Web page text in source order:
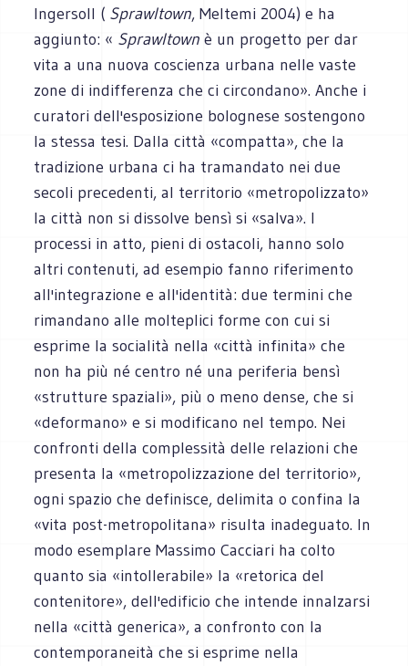
Ingersoll ( Sprawltown, Meltemi 2004) e ha
aggiunto: « Sprawltown è un progetto per dar
vita a una nuova coscienza urbana nelle vaste
zone di indifferenza che ci circondano». Anche i
curatori dell'esposizione bolognese sostengono
la stessa tesi. Dalla città «compatta», che la
tradizione urbana ci ha tramandato nei due
secoli precedenti, al territorio «metropolizzato»
la città non si dissolve bensì si «salva». I
processi in atto, pieni di ostacoli, hanno solo
altri contenuti, ad esempio fanno riferimento
all'integrazione e all'identità: due termini che
rimandano alle molteplici forme con cui si
esprime la socialità nella «città infinita» che
non ha più né centro né una periferia bensì
«strutture spaziali», più o meno dense, che si
«deformano» e si modificano nel tempo. Nei
confronti della complessità delle relazioni che
presenta la «metropolizzazione del territorio»,
ogni spazio che definisce, delimita o confina la
«vita post-metropolitana» risulta inadeguato. In
modo esemplare Massimo Cacciari ha colto
quanto sia «intollerabile» la «retorica del
contenitore», dell'edificio che intende innalzarsi
nella «città generica», a confronto con la
contemporaneità che si esprime nella